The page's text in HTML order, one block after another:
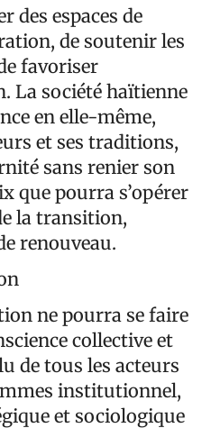
des espaces de
de soutenir les
favoriser
La société haïtienne
en elle-même,
et ses traditions,
sans renier son
que pourra s’opérer
la transition,
renouveau.
ne pourra se faire
collective et
de tous les acteurs
institutionnel,
et sociologique